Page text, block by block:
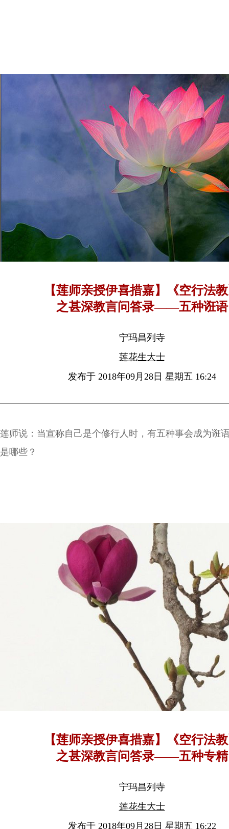
【莲师亲授伊喜措嘉】《空行法
之甚深教言问答录——五种诳语
宁玛昌列寺
莲花生大士
发布于 2018年09月28日 星期五 16:24
莲师说：当宣称自己是个修行人时，有五种事会成为诳
是哪些？
【莲师亲授伊喜措嘉】《空行法
之甚深教言问答录——五种专精
宁玛昌列寺
莲花生大士
发布于 2018年09月28日 星期五 16:22